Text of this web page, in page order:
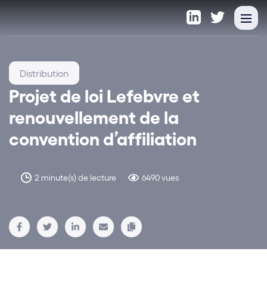
Projet de loi Lefebvre et
renouvellement de la
convention d’affiliation
2 minute(s) de lecture 6490 vues
Distribution